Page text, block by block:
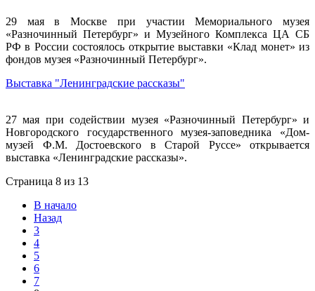
29 мая в Москве при участии Мемориального музея
«Разночинный Петербург» и Музейного Комплекса ЦА СБ
РФ в России состоялось открытие выставки «Клад монет» из
фондов музея «Разночинный Петербург».
Выставка "Ленинградские рассказы"
27 мая при содействии музея «Разночинный Петербург» и
Новгородского государственного музея-заповедника «Дом-
музей Ф.М. Достоевского в Старой Руссе» открывается
выставка «Ленинградские рассказы».
Страница 8 из 13
В начало
Назад
3
4
5
6
7